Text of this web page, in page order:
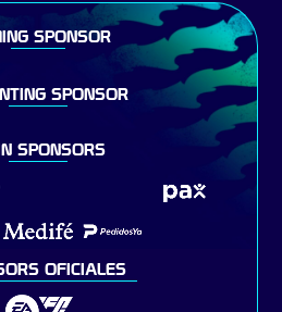
SPONSOR
SPONSOR
SPONSORS
OFICIALES